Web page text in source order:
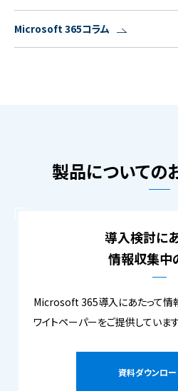
Microsoft 365コラム
製品についての
導入検討に
情報収集中
Microsoft 365導入にあたって情
ワイトペーパーをご提供しています
資料ダウンロー